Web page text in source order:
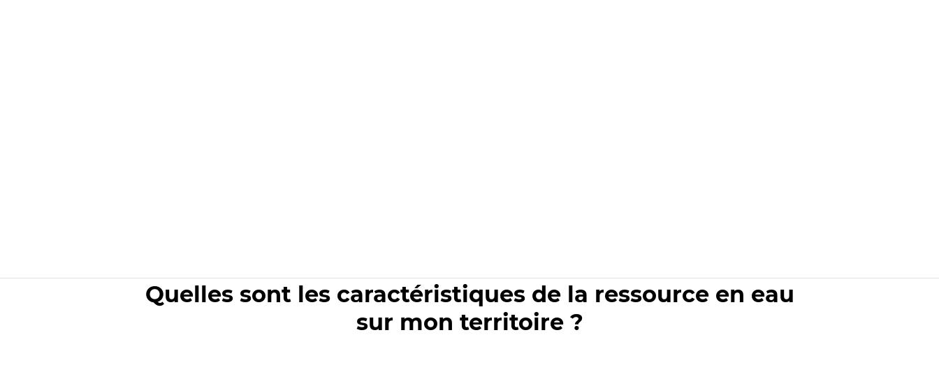
Quelles sont les caractéristiques de la ressource en eau
sur mon territoire ?